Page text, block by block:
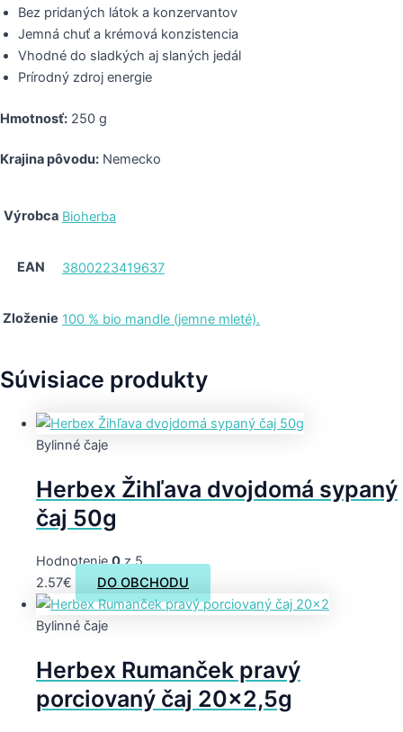
Bez pridaných látok a konzervantov
Jemná chuť a krémová konzistencia
Vhodné do sladkých aj slaných jedál
Prírodný zdroj energie
Hmotnosť: 250 g
Krajina pôvodu: Nemecko
Výrobca Bioherba
EAN 3800223419637
Zloženie 100 % bio mandle (jemne mleté).
Súvisiace produkty
Bylinné čaje
Herbex Žihľava dvojdomá sypaný
čaj 50g
Hodnotenie0z 5
2.57€ DO OBCHODU
Bylinné čaje
Herbex Rumanček pravý
porciovaný čaj 20×2,5g